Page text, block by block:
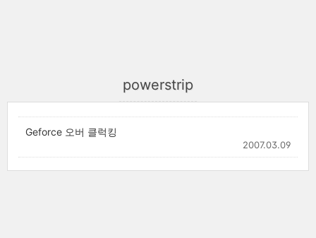
powerstrip
Geforce 오버 클럭킹
2007.03.09